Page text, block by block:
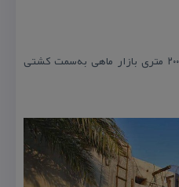
آدرس: كیش، محله سفین قدیم، ۲۰۰ متری بازار ماهی به‌سمت كشتی